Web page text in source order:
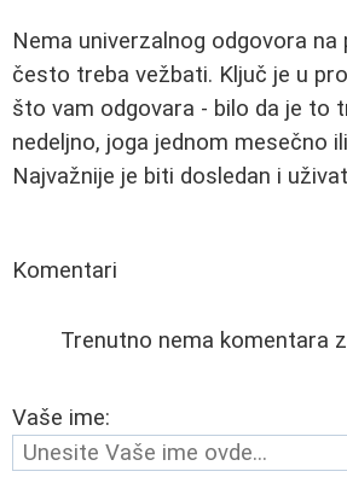
Nema univerzalnog odgovora na
često treba vežbati. Ključ je u
što vam odgovara - bilo da je to
nedeljno, joga jednom mesečno
Najvažnije je biti dosledan i
Komentari
Trenutno nema komentara
Vaše ime: